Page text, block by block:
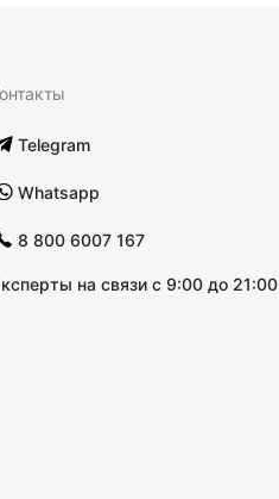
Telegram
Whatsapp
8 800 6007 167
на связи с 9:00 до 21:00